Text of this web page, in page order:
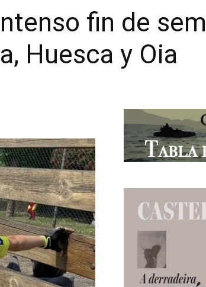
fin de
Huesca y Oia